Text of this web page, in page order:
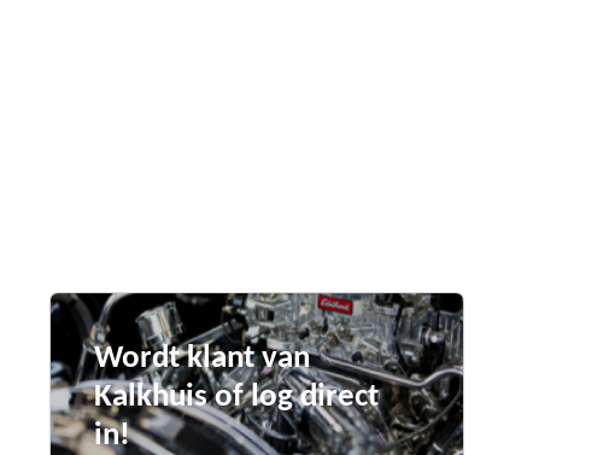
Wordt klant van
Kalkhuis of log direct
in!